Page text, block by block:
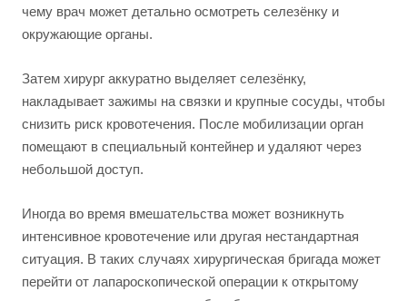
чему врач может детально осмотреть селезёнку и
окружающие органы.
Затем хирург аккуратно выделяет селезёнку,
накладывает зажимы на связки и крупные сосуды, чтобы
снизить риск кровотечения. После мобилизации орган
помещают в специальный контейнер и удаляют через
небольшой доступ.
Иногда во время вмешательства может возникнуть
интенсивное кровотечение или другая нестандартная
ситуация. В таких случаях хирургическая бригада может
перейти от лапароскопической операции к открытому